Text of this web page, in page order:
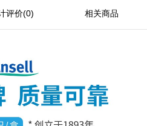
评价(0) 相关商品